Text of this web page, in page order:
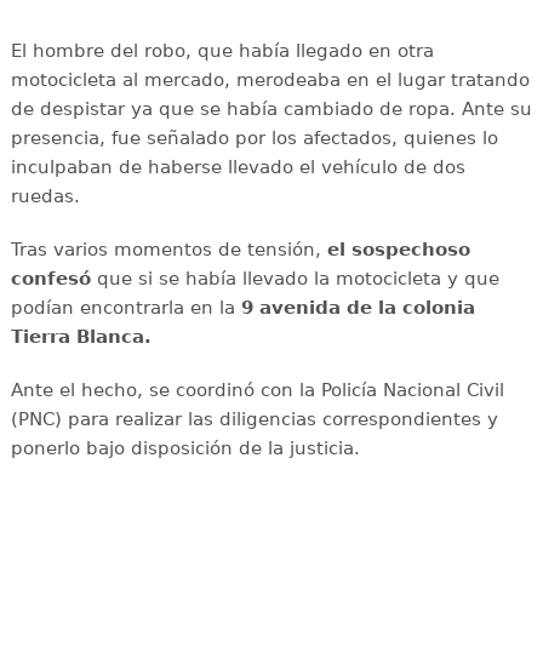
El hombre del robo, que había llegado en otra
motocicleta al mercado, merodeaba en el lugar tratando
de despistar ya que se había cambiado de ropa. Ante su
presencia, fue señalado por los afectados, quienes lo
inculpaban de haberse llevado el vehículo de dos
ruedas.
Tras varios momentos de tensión, el sospechoso
confesóque si se había llevado la motocicleta y que
podían encontrarla en la 9 avenida de la colonia
Tierra Blanca.
Ante el hecho, se coordinó con la Policía Nacional Civil
(PNC) para realizar las diligencias correspondientes y
ponerlo bajo disposición de la justicia.